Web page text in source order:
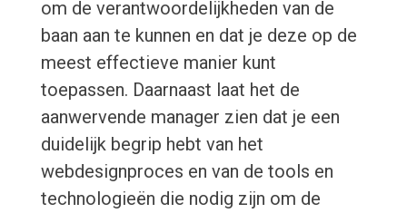
om de verantwoordelijkheden van de
baan aan te kunnen en dat je deze op de
meest effectieve manier kunt
toepassen. Daarnaast laat het de
aanwervende manager zien dat je een
duidelijk begrip hebt van het
webdesignproces en van de tools en
technologieën die nodig zijn om de